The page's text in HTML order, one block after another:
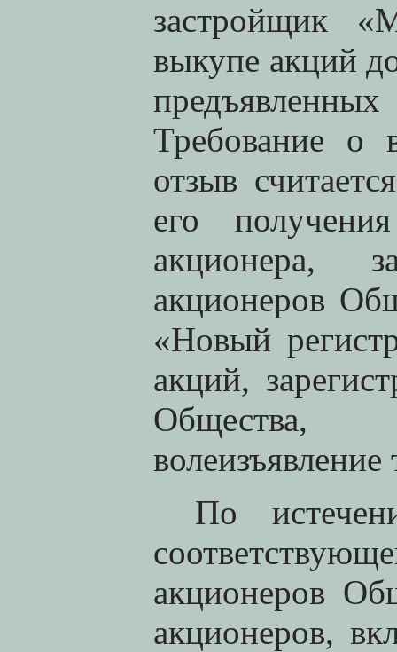
застройщик
выкупе акций
Требование о
отзыв
его
акционера,
акционеров
«Новый
акций,
Общества,
волеизъявление
По
акционеров
акционеров,